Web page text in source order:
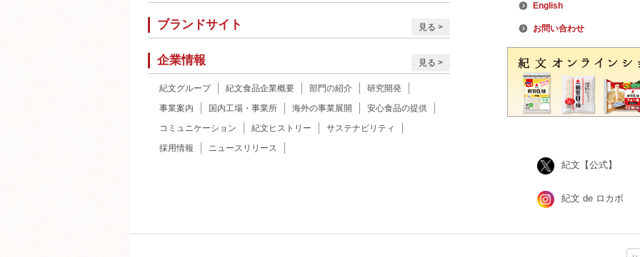
ブランドサイト 見る
企業情報 見る
紀文グループ 紀文食品企業概要 部門の紹介
研究開発
事業案内
国内工場・事業所 海外の事業展開
安心食品の提供
コミュニケーション
紀文ヒストリー
サステナビリティ
採用情報
ニュースリリース
English
お問い合わせ
紀文【公式】
紀文 de ロカボ